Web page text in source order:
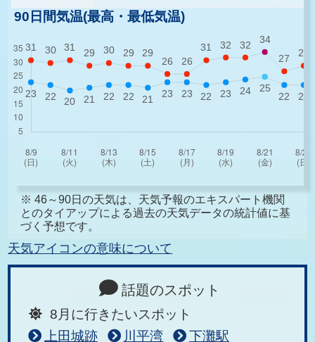
90日間気温(最高・最低気温)
※ 46～90日の天気は、天気予報のエキスパート機関
とのタイアップによる過去の天気データの統計値に基
づく予想です。
天気アイコンの意味について
話題のスポット
8月に行きたいスポット
上田城跡
川平湾
下灘駅